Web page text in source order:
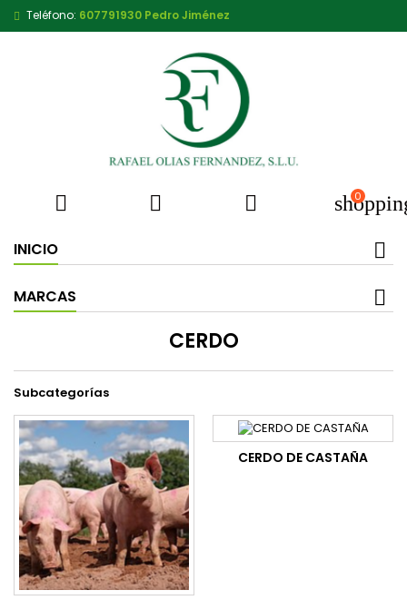
Teléfono: 607791930 Pedro Jiménez
   0
INICIO
MARCAS
CERDO
Subcategorías
CERDO DE CASTAÑA